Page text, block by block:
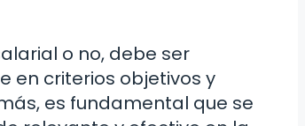
o no, debe ser
en criterios objetivos y
es fundamental que se